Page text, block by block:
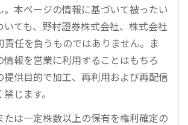
。本ページの情報に基づいて被ったい
いても、野村證券株式会社、株式会社
責任を負うものではありません。ま
情報を営業に利用することはもちろ
提供目的で加工、再利用および再配信
じます。
たは一定株数以上の保有を権利確定の